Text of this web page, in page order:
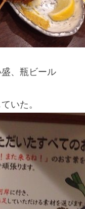
、瓶ビール
いた。